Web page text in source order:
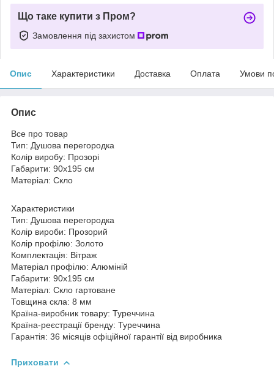
Що таке купити з Пром?
Замовлення під захистом
Опис Характеристики Доставка Оплата Умови
Опис
Все про товар
Тип: Душова перегородка
Колір виробу: Прозорі
Габарити: 90х195 см
Матеріал: Скло
Характеристики
Тип: Душова перегородка
Колір вироби: Прозорий
Колір профілю: Золото
Комплектація: Вітраж
Матеріал профілю: Алюміній
Габарити: 90х195 см
Матеріал: Скло гартоване
Товщина скла: 8 мм
Країна-виробник товару: Туреччина
Країна-реєстрації бренду: Туреччина
Гарантія: 36 місяців офіційної гарантії від виробника
Приховати